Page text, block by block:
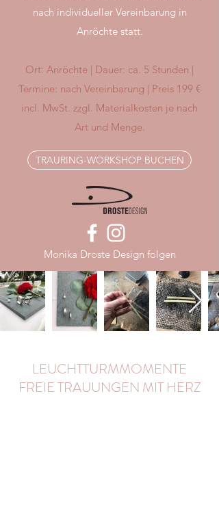
nach individueller Vereinbarung in
Anröchte statt.
Ort: Anröchte | Dauer: ca. 5 Stunden |
Termine: nach Vereinbarung | Preis 199 €
incl. MwSt. zzgl. Materialkosten je nach
Art und Menge.
TRAURING-WORKSHOP BUCHEN
Monika Droste Design folgen
LEUCHTTURMMOMENTE
FREIE TRAUUNGEN MIT HERZ